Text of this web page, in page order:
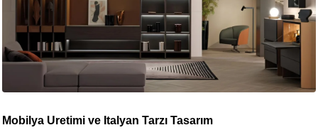
Mobilya Üretimi ve İtalyan Tarzı Tasarım